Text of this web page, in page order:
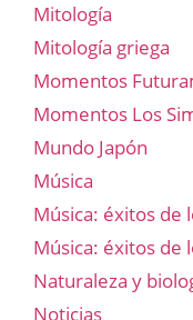
Mitología
Mitología griega
Momentos
Momentos Los
Mundo Japón
Música
Música: éxitos de
Música: éxitos de
Naturaleza y
Noticias